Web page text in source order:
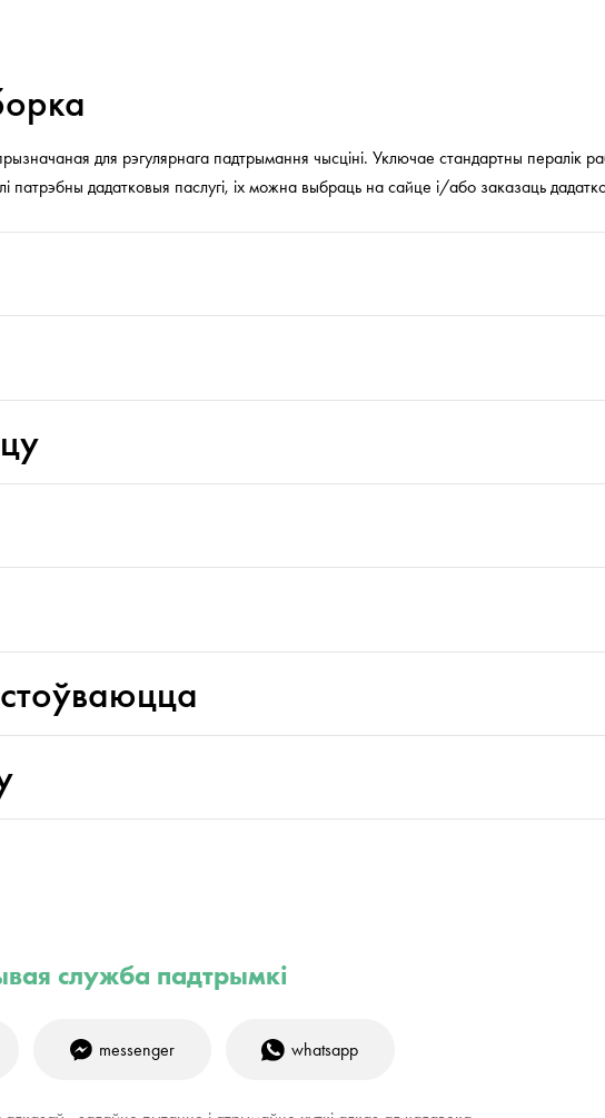
для рэгулярнага падтрымання чысціні. Уключае стандартны пералік
патрэбны дадатковыя паслугі, іх можна выбраць на сайце і/або заказаць
служба падтрымкі
messenger whatsapp